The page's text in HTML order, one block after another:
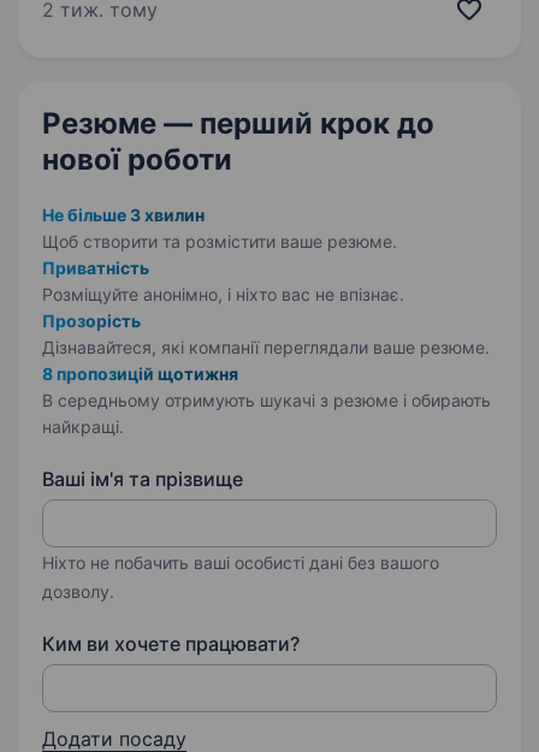
команди Хочеш розвиватися в міжнародних
2 тиж. тому
Резюме — перший крок до
нової роботи
Не більше 3 хвилин
Щоб створити та розмістити ваше резюме.
Приватність
Розміщуйте анонімно, і ніхто вас не впізнає.
Прозорість
Дізнавайтеся, які компанії переглядали ваше резюме.
8 пропозицій щотижня
В середньому отримують шукачі з резюме і обирають
найкращі.
Ваші ім'я та прізвище
Ніхто не побачить ваші особисті дані без вашого
дозволу.
Ким ви хочете працювати?
Додати посаду